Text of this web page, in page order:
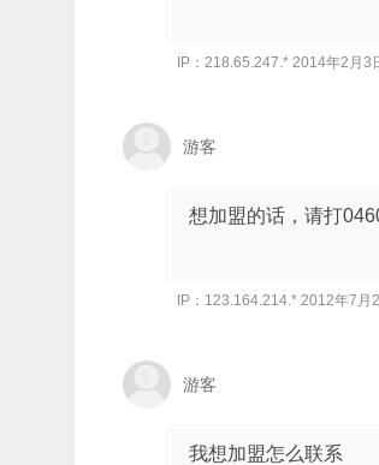
IP：218.65.247.* 2014年2月3
游客
想加盟的话，请打
IP：123.164.214.* 2012年7月
游客
我想加盟怎么联系